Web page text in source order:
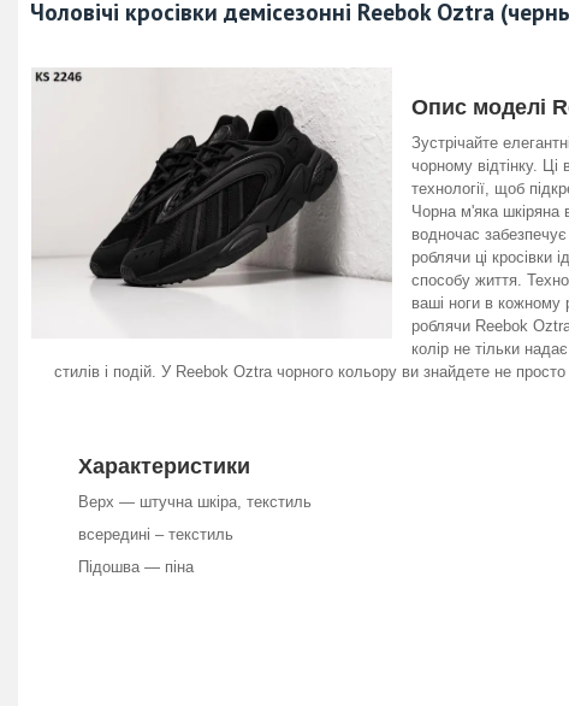
Чоловічі кросівки демісезонні Reebok Oztra (
Опис моделі
Зустрічайте
чорному відтінку. Ці
технології, щоб
Чорна м'яка шкіряна
водночас
роблячи ці кросівки
способу життя.
ваші ноги в кожному
роблячи Reebok
колір не тільки
стилів і подій. У Reebok Oztra чорного кольору ви знайдете не
Характеристики
Верх — штучна шкіра, текстиль
всередині – текстиль
Підошва — піна